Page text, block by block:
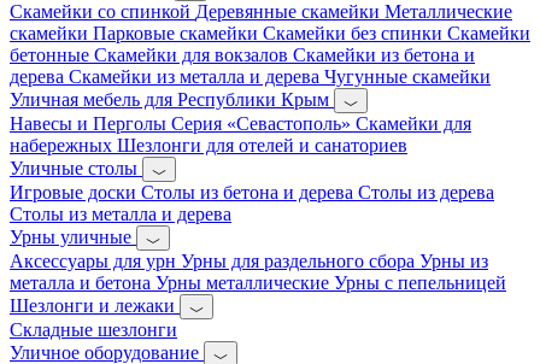
Скамейки со спинкой Деревянные скамейки Металлические
скамейки Парковые скамейки Скамейки без спинки Скамейки
бетонные Скамейки для вокзалов Скамейки из бетона и
дерева Скамейки из металла и дерева Чугунные скамейки
Уличная мебель для Республики Крым
Навесы и Перголы Серия «Севастополь» Скамейки для
набережных Шезлонги для отелей и санаториев
Уличные столы
Игровые доски Столы из бетона и дерева Столы из дерева
Столы из металла и дерева
Урны уличные
Аксессуары для урн Урны для раздельного сбора Урны из
металла и бетона Урны металлические Урны с пепельницей
Шезлонги и лежаки
Складные шезлонги
Уличное оборудование